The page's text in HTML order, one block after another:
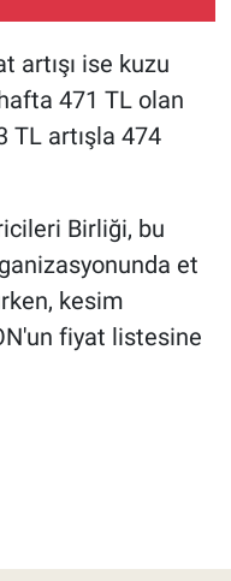
artışı ise kuzu
471 TL olan
TL artışla 474
Birliği, bu
et
kesim
fiyat listesine